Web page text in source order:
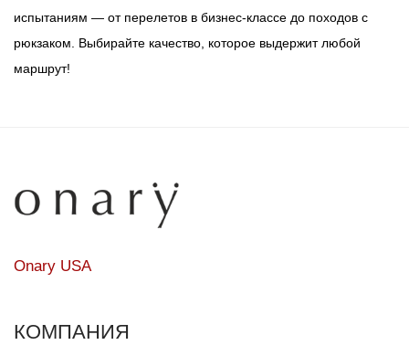
испытаниям — от перелетов в бизнес-классе до походов с
рюкзаком. Выбирайте качество, которое выдержит любой
маршрут!
Onary USA
КОМПАНИЯ